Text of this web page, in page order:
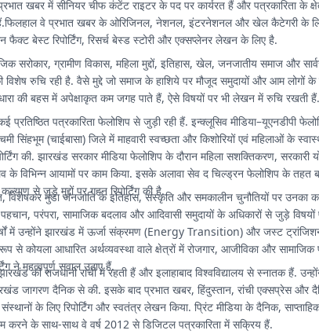
खबर में सीनियर चीफ कंटेंट राइटर के पद पर कार्यरत हैं और पत्रकारिता के
वे प्रभात खबर के ओरिजिनल, नेशनल, इंटरनेशनल और खेल कैटेगरी के लिए
फैक्ट बेस्ट रिपोर्टिंग, रिसर्च बेस्ड स्टोरी और एक्सप्लेनर लेखन के लिए है.
सरोकार, ग्रामीण विकास, महिला मुद्दों, इतिहास, खेल, जनजातीय समाज और
विशेष रुचि रही है. वैसे मुद्दे जो समाज के हाशिये पर मौजूद समुदायों और आम लोगों
की बहस में अपेक्षाकृत कम जगह पाते हैं, ऐसे विषयों पर भी लेखन में रुचि रखती हैं.
पत्रकारिता फेलोशिप से जुड़ी रही हैं. इन्क्लूसिव मीडिया–यूएनडीपी
सिंहभूम (चाईबासा) जिले में माहवारी स्वच्छता और किशोरियों एवं महिलाओं के
की. झारखंड सरकार मीडिया फेलोशिप के दौरान महिला सशक्तिकरण,
के विभिन्न आयामों पर काम किया. इसके अलावा सेव द चिल्ड्रन फेलोशिप के तहत
से जुड़े मुद्दों पर गहन रिपोर्टिंग की है.
विशेषकर मुंडा जनजाति के इतिहास, संस्कृति और समकालीन चुनौतियों पर उनका
परंपरा, सामाजिक बदलाव और आदिवासी समुदायों के अधिकारों से जुड़े विषयों
में उन्होंने झारखंड में ऊर्जा संक्रमण (Energy Transition) और जस्ट
से कोयला आधारित अर्थव्यवस्था वाले क्षेत्रों में रोजगार, आजीविका और सामाजिक
ने महत्वपूर्ण सवाल उठाए हैं.
की राजधानी रांची में रहती हैं और इलाहाबाद विश्वविद्यालय से स्नातक हैं.
जागरण दैनिक से की. इसके बाद प्रभात खबर, हिंदुस्तान, रांची एक्सप्रेस और
के लिए रिपोर्टिंग और स्वतंत्र लेखन किया. प्रिंट मीडिया के दैनिक,
करने के साथ-साथ वे वर्ष 2012 से डिजिटल पत्रकारिता में सक्रिय हैं.